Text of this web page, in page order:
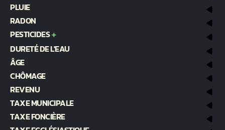
PLUIE
RADON
PESTICIDES
DURETÉ DE L'EAU
ÂGE
CHÔMAGE
REVENU
TAXE MUNICIPALE
TAXE FONCIÈRE